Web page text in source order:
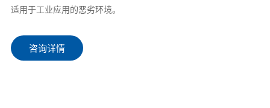
适用于工业应用的恶劣环境。
咨询详情